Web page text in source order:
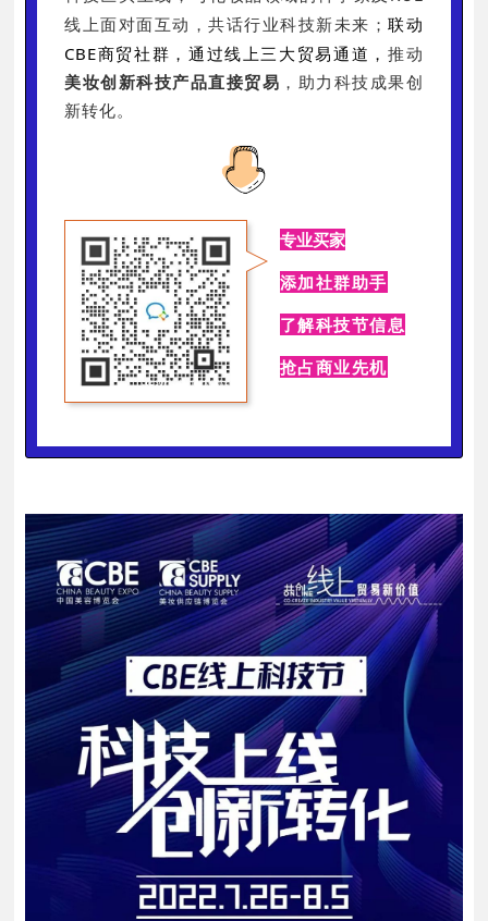
线上面对面互动，共话行业科技新未来； 联动
CBE商贸社群，通过线上三大贸易通 道 ，推动
美妆创新科技产品直接贸易 ，助力科技成果创
新转化。
专业买家
添加社群助手
了解科技节信息
抢占商业先机